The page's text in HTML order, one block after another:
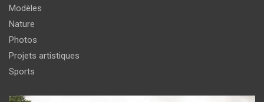
Modèles
Nature
Photos
Projets artistiques
Sports